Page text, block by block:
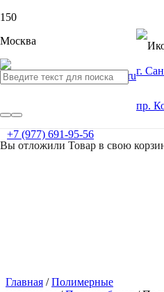
Москва
г.
пр.
Вы отложили Товар в свою
+7 (977) 691-95-56
Главная /Полимерные